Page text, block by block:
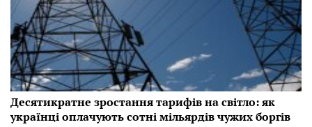
Десятикратне зростання тарифів на світло: як
українці оплачують сотні мільярдів чужих боргів